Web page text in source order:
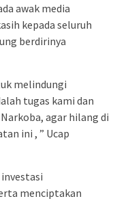
awak media
kepada seluruh
berdirinya
melindungi
tugas kami dan
agar hilang di
ini , ” Ucap
menciptakan